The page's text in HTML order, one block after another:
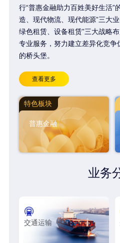
行“普惠金融助力百姓美好生活”
造、现代物流、现代能源”三大
绿色租赁、设备租赁”三大战略
专业服务，努力建立差异化竞争
的桥头堡。
查看更多
特色板块
普惠金融
业务
交通运输